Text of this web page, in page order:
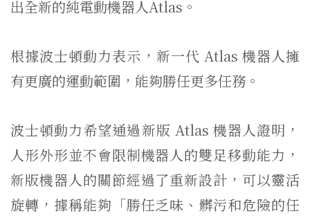
出全新的純電動機器人Atlas。
根據波士頓動力表示，新一代 Atlas 機器人擁
有更廣的運動範圍，能夠勝任更多任務。
波士頓動力希望通過新版 Atlas 機器人證明，
人形外形並不會限制機器人的雙足移動能力，
新版機器人的關節經過了重新設計，可以靈活
旋轉，據稱能夠「勝任乏味、髒污和危險的任